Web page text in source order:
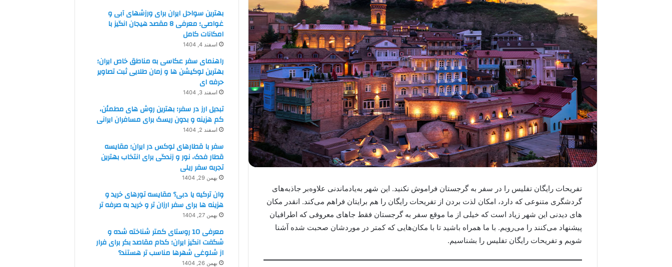
تفریحات رایگان تفلیس را در سفر به گرجستان فراموش نکنید. این شهر به‌یاد‌ماندنی علاوه‌بر جاذبه‌های
گردشگری متنوعی که دارد، امکان لذت بردن از تفریحات رایگان را هم برایتان فراهم می‌کند. انقدر مکان
های دیدنی این شهر زیاد است که خیلی از ما موقع سفر به گرجستان فقط جاهای معروفی که اطرافیان
پیشنهاد می‌کنند را می‌رویم. با ما همراه باشید تا با مکان‌هایی که کمتر در موردشان صحبت شده آشنا
شویم و تفریحات رایگان تفلیس را بشناسیم.
بهترین سواحل ایران برای ورزشهای آبی و
غواصی؛ معرفی 8 مقصد هیجان انگیز با
امکانات کامل
اسفند 4, 1404
راهنمای سفر عکاسی به مناطق خاص ایران؛
بهترین لوکیشن ها و زمان طلایی ثبت تصاویر
حرفه ای
اسفند 3, 1404
تبدیل ارز در سفر؛ بهترین روش های مطمئن،
کم هزینه و بدون ریسک برای مسافران ایرانی
اسفند 2, 1404
سفر با قطارهای لوکس در ایران؛ مقایسه
قطار فدک، نور و زندگی برای انتخاب بهترین
تجربه سفر ریلی
بهمن 29, 1404
وان ترکیه یا دبی؟ مقایسه تورهای خرید و
هزینه ها برای سفر ارزان تر و خرید به صرفه تر
بهمن 27, 1404
معرفی 10 روستای کمتر شناخته شده و
شگفت انگیز ایران؛ کدام مقاصد بکر برای فرار
از شلوغی شهرها مناسب تر هستند؟
بهمن 26, 1404